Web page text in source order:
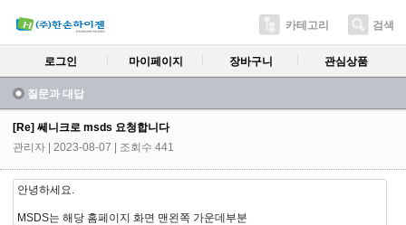
카테고리 검색
로그인 마이페이지 장바구니 관심상품
질문과 대답
[Re] 쎄니크로 msds 요청합니다
관리자
| 2023-08-07 | 조회수 441
안녕하세요.
MSDS는 해당 홈페이지 화면 맨왼쪽 가운데부분